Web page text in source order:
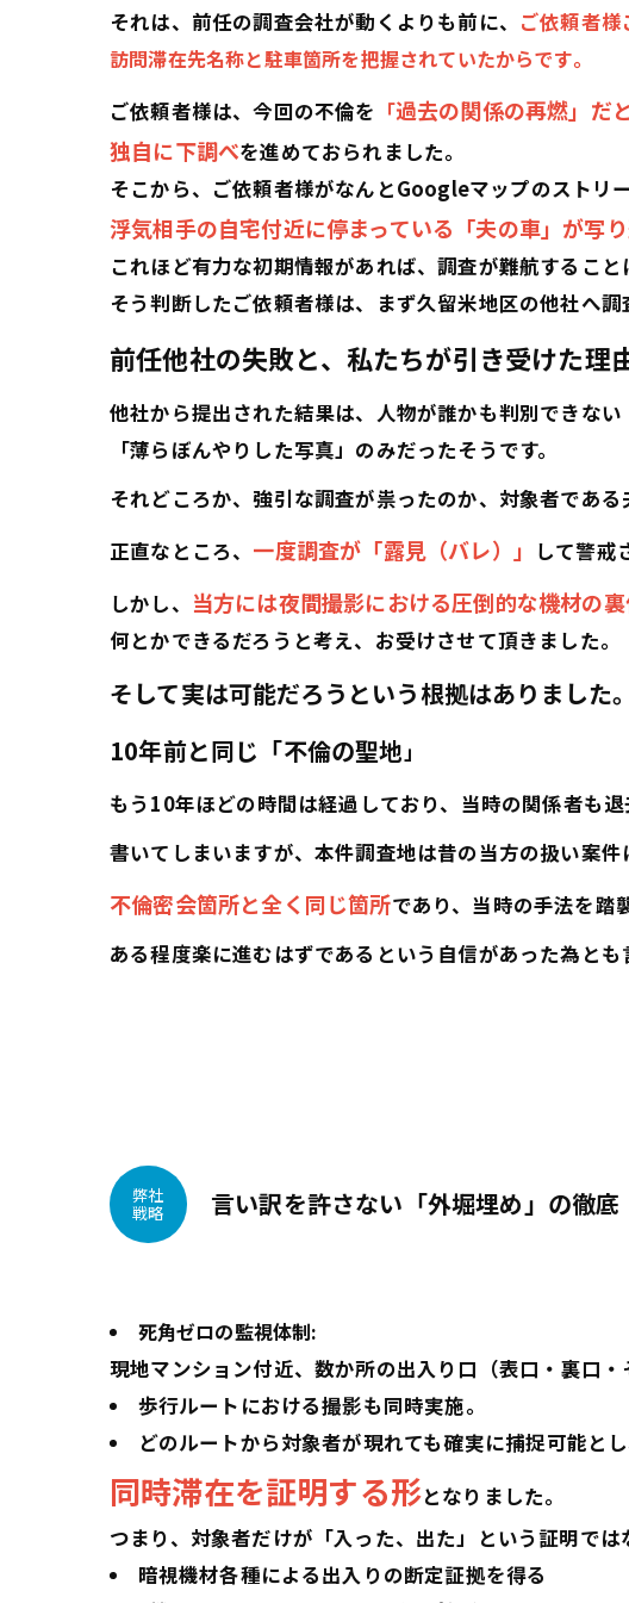
それは、前任の調査会社が動くよりも前に、 ご依頼者様
訪問滞在先名称と駐車箇所を把握されていたからです。
ご依頼者様は、今回の不倫を 「過去の関係の再燃」だ
独自に下調べを進めておられました。
そこから、ご依頼者様がなんとGoogleマップのストリ
浮気相手の自宅付近に停まっている「夫の車」が写
これほど有力な初期情報があれば、調査が難航すること
そう判断したご依頼者様は、まず久留米地区の他社へ調
前任他社の失敗と、私たちが引き受けた理
他社から提出された結果は、人物が誰かも判別できない
「薄らぼんやりした写真」のみだったそうです。
それどころか、強引な調査が祟ったのか、対象者であ
正直なところ、 一度調査が「露見（バレ）」 して警戒
しかし、 当方には夜間撮影における圧倒的な機材の
何とかできるだろうと考え、お受けさせて頂きました。
そして実は可能だろうという根拠はありました。
10年前と同じ「不倫の聖地 」
もう10年ほどの時間は経過しており、当時の関係者も
書いてしまいますが、本件調査地は昔の当方の扱い案件
不倫密会箇所と全く同じ箇所であり、当時の手法を踏
ある程度楽に進むはずであるという自信があった為とも
言い訳を許さない「外堀埋め」の徹底
弊社
戦略
死角ゼロの監視体制:
現地マンション付近、数か所の出入り口（表口・裏口
歩行ルートにおける撮影も同時実施。
どのルートから対象者が現れても確実に捕捉可能と
同時滞在を証明する形となりました。
つまり、対象者だけが「入った、出た」という証明で
暗視機材各種による出入りの断定証拠を得る